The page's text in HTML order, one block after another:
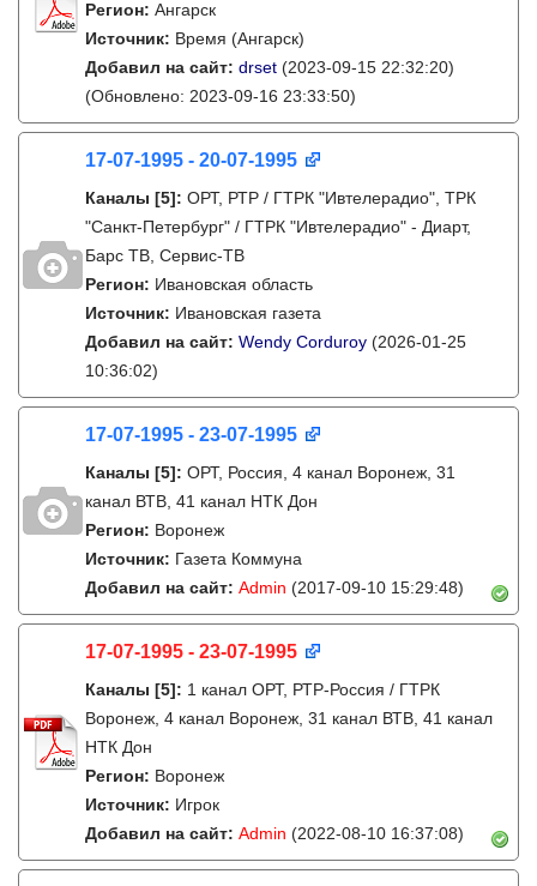
Регион: Ангарск
Источник: Время (Ангарск)
Добавил на сайт: drset (2023-09-15 22:32:20)
(Обновлено: 2023-09-16 23:33:50)
17-07-1995 - 20-07-1995
Каналы [5]: ОРТ, РТР / ГТРК "Ивтелерадио", ТРК
"Санкт-Петербург" / ГТРК "Ивтелерадио" - Диарт,
Барс ТВ, Сервис-ТВ
Регион: Ивановская область
Источник: Ивановская газета
Добавил на сайт: Wendy Corduroy (2026-01-25
10:36:02)
17-07-1995 - 23-07-1995
Каналы [5]: ОРТ, Россия, 4 канал Воронеж, 31
канал ВТВ, 41 канал НТК Дон
Регион: Воронеж
Источник: Газета Коммуна
Добавил на сайт: Admin (2017-09-10 15:29:48)
17-07-1995 - 23-07-1995
Каналы [5]: 1 канал ОРТ, РТР-Россия / ГТРК
Воронеж, 4 канал Воронеж, 31 канал ВТВ, 41 канал
НТК Дон
Регион: Воронеж
Источник: Игрок
Добавил на сайт: Admin (2022-08-10 16:37:08)